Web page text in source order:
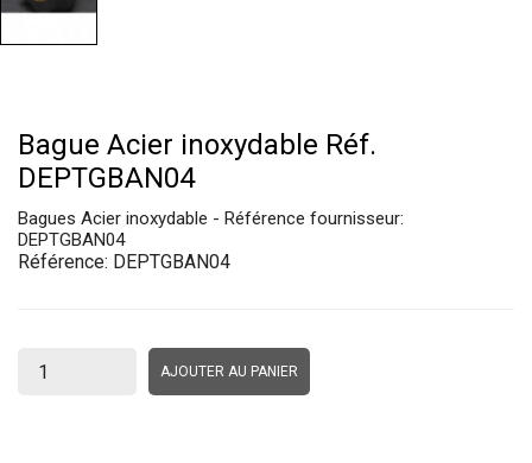
Bague Acier inoxydable Réf.
DEPTGBAN04
Bagues Acier inoxydable - Référence fournisseur:
DEPTGBAN04
Référence: DEPTGBAN04
AJOUTER AU PANIER